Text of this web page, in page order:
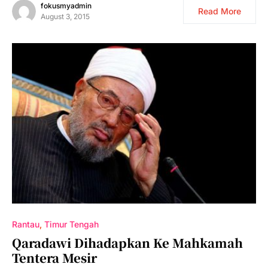
fokusmyadmin
August 3, 2015
Read More
Rantau Timur Tengah
Qaradawi Dihadapkan Ke Mahkamah
Tentera Mesir